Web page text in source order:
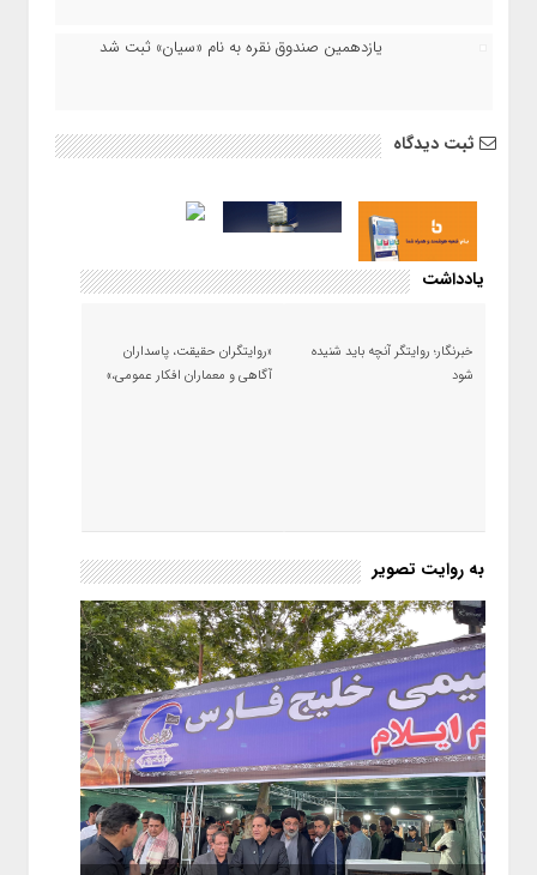
یازدهمین صندوق نقره به نام «سیان» ثبت شد
ثبت دیدگاه
یادداشت
خبرنگار؛ روایتگر آنچه باید شنیده
شود
«روایتگران حقیقت، پاسداران
آگاهی و معماران افکار عمومی،»
به روایت تصویر